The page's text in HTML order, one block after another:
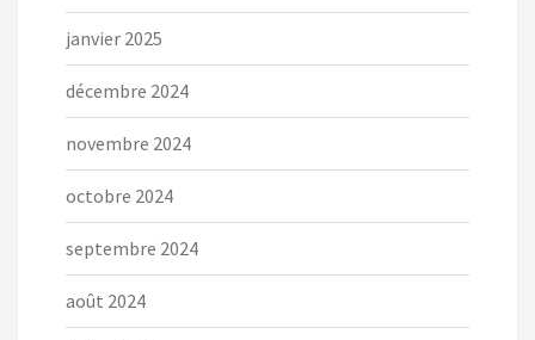
janvier 2025
décembre 2024
novembre 2024
octobre 2024
septembre 2024
août 2024